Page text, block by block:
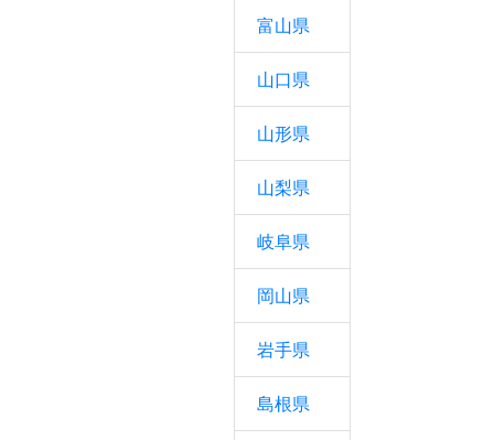
富山県
山口県
山形県
山梨県
岐阜県
岡山県
岩手県
島根県